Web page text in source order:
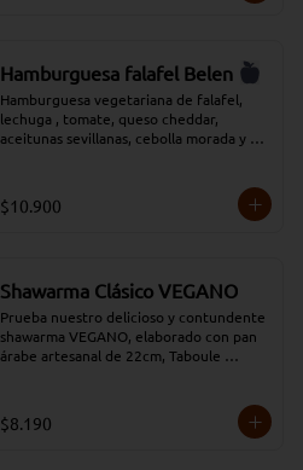
Hamburguesa falafel Belen
Hamburguesa vegetariana de falafel,
lechuga , tomate, queso cheddar,
aceitunas sevillanas, cebolla morada y
adicional
$10.900
Shawarma Clásico VEGANO
Prueba nuestro delicioso y contundente
shawarma VEGANO, elaborado con pan
árabe artesanal de 22cm, Taboule
champiñones y aderezado con nuestra
salsa HUMMUS.
$8.190